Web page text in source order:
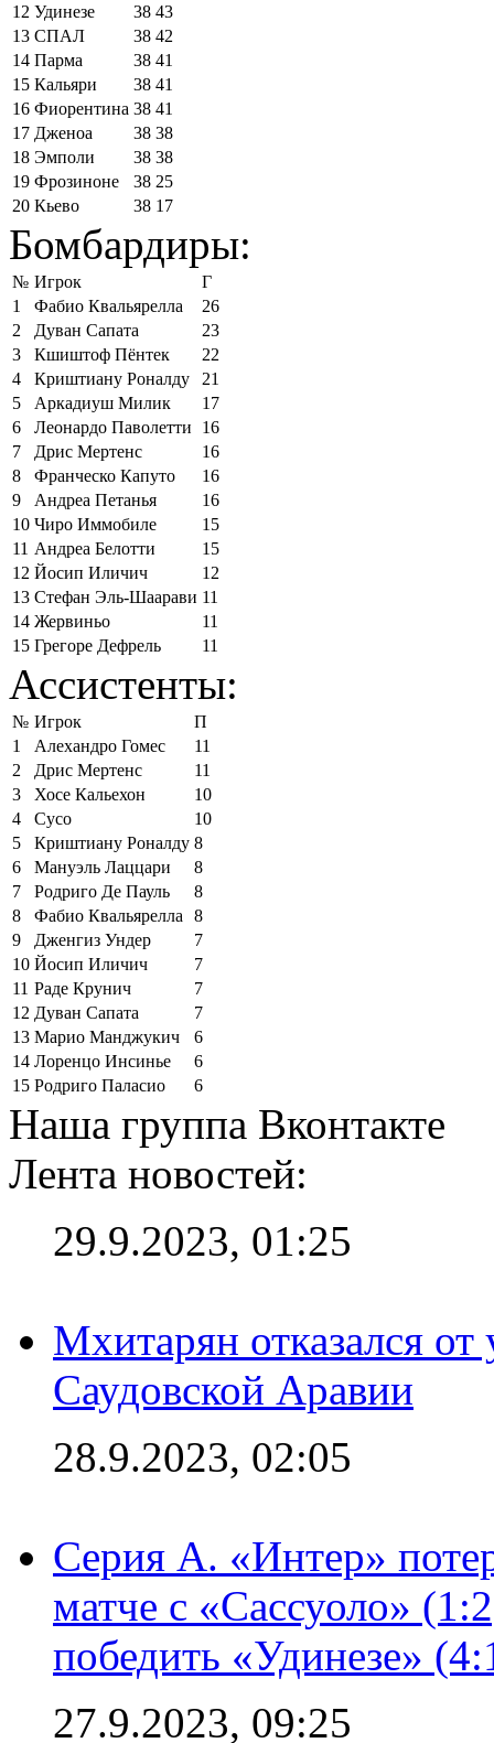
12 Удинезе 38 43
13 СПАЛ 38 42
14 Парма 38 41
15 Кальяри 38 41
16 Фиорентина 38 41
17 Дженоа 38 38
18 Эмполи 38 38
19 Фрозиноне 38 25
20 Кьево 38 17
Бомбардиры:
№ Игрок
Г
1
Фабио Квальярелла
26
2
Дуван Сапата
23
3
Кшиштоф Пёнтек
22
4
Криштиану Роналду
21
5
Аркадиуш Милик
17
6
Леонардо Паволетти
16
7
Дрис Мертенс
16
8
Франческо Капуто
16
9
Андреа Петанья
16
10 Чиро Иммобиле
15
11 Андреа Белотти
15
12 Йосип Иличич
12
13 Стефан Эль-Шаарави 11
14 Жервиньо
11
15 Грегоре Дефрель 11
Ассистенты:
№ Игрок
П
1
Алехандро Гомес
11
2
Дрис Мертенс
11
3
Хосе Кальехон
10
4
Сусо
10
5
Криштиану Роналду 8
6
Мануэль Лаццари
8
7
Родриго Де Пауль
8
8
Фабио Квальярелла
8
9
Дженгиз Ундер
7
10 Йосип Иличич
7
11 Раде Крунич
7
12 Дуван Сапата
7
13 Марио Манджукич
6
14 Лоренцо Инсинье
6
15 Родриго Паласио 6
Наша группа Вконтакте
Лента новостей:
29.9.2023, 01:25
Мхитарян отказался от
Саудовской Аравии
28.9.2023, 02:05
Серия А. «Интер»
матче с «Сассуоло»
победить «Удинезе»
27.9.2023, 09:25